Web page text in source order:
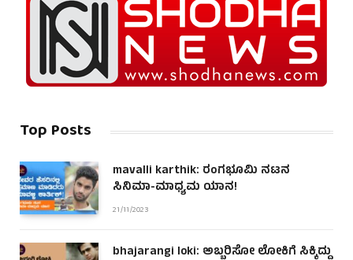
Top Posts
mavalli karthik: ರಂಗಭೂಮಿ ನಟನ
ಸಿನಿಮಾ-ಮಾಧ್ಯಮ ಯಾನ!
21/11/2023
bhajarangi loki: ಅಬ್ಬರಿಸೋ ಲೋಕಿಗೆ ಸಿಕ್ಕಿದ್ದು